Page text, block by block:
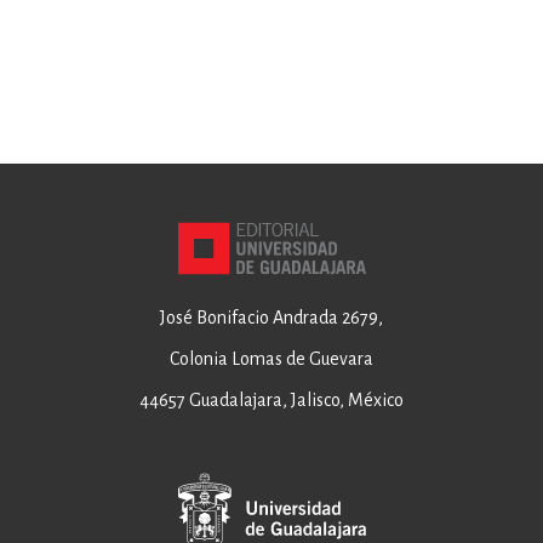
José Bonifacio Andrada 2679,
Colonia Lomas de Guevara
44657 Guadalajara, Jalisco, México